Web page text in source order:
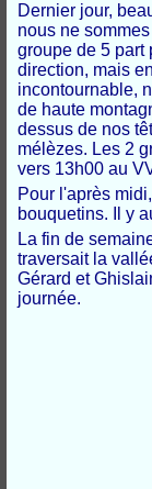
Dernier jour,
nous ne
groupe de 5 part
direction, mais
incontournable,
de haute
dessus de nos
mélèzes. Les 2
vers 13h00 au
Pour l'après
bouquetins. Il y
La fin de
traversait la
Gérard et
journée.